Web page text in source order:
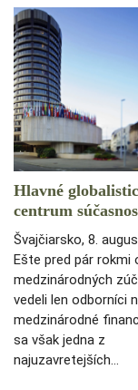
Hlavné
centrum
Švajčiarsko, 8.
Ešte pred pár rokmi
medzinárodných
vedeli len odborníci
medzinárodné
sa však jedna z
najuzavretejších…